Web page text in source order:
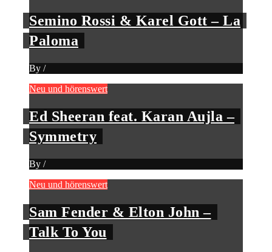
Semino Rossi & Karel Gott – La
Paloma
By /
Neu und hörenswert
Ed Sheeran feat. Karan Aujla –
Symmetry
By /
Neu und hörenswert
Sam Fender & Elton John –
Talk To You